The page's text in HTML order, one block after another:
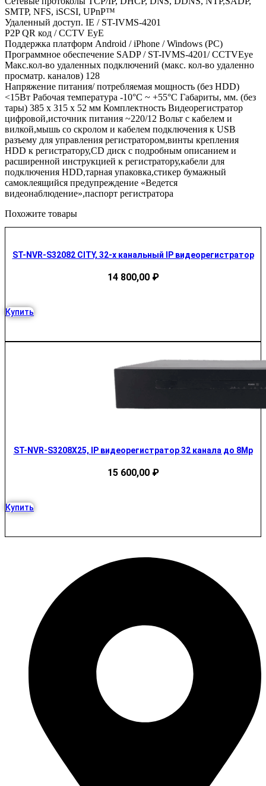
SMTP, NFS, iSCSI, UPnP™
Удаленный доступ. IE / ST-IVMS-4201
P2P QR код / CCTV EyE
Поддержка платформ Android / iPhone / Windows (PC)
Программное обеспечение SADP / ST-IVMS-4201/ CCTVEye
Макс.кол-во удаленных подключений (макс. кол-во удаленно
просматр. каналов) 128
Напряжение питания/ потребляемая мощность (без HDD)
<15Вт Рабочая температура -10°C ~ +55°C Габариты, мм. (без
тары) 385 х 315 х 52 мм Комплектность Видеорегистратор
цифровой,источник питания ~220/12 Вольт с кабелем и
вилкой,мышь со скролом и кабелем подключения к USB
разъему для управления регистратором,винты крепления
HDD к регистратору,CD диск с подробным описанием и
расширенной инструкцией к регистратору,кабели для
подключения HDD,тарная упаковка,стикер бумажный
самоклеящийся предупреждение «Ведется
видеонаблюдение»,паспорт регистратора
Похожите товары
ST-NVR-S32082 CITY, 32-х канальный IP видеорегистратор
14 800,00 ₽
Купить
ST-NVR-S3208X25, IP видеорегистратор 32 канала до 8Mp
15 600,00 ₽
Купить